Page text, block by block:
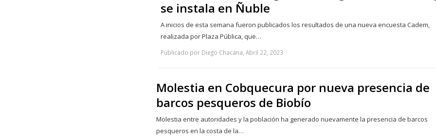
se instala en Ñuble
A inicios de esta semana fueron publicados los resultados de una nueva encuesta Cadem,
realizada por Plaza Pública, que…
Publicado por Diego Chacana, Abril 22, 2023
Molestia en Cobquecura por nueva presencia de
barcos pesqueros de Biobío
Molestia entre autoridades y la población ha generado nuevamente la presencia de barcos
pesqueros en la costa de la…